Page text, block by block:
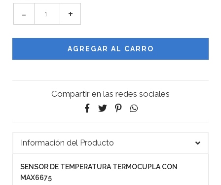
- +
Compartir en las redes sociales
Información del Producto
SENSOR DE TEMPERATURA TERMOCUPLA CON
MAX6675